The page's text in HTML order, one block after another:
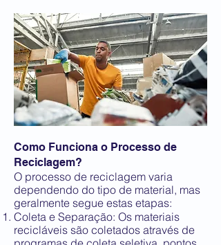
Como Funciona o Processo de
Reciclagem?
O processo de reciclagem varia
dependendo do tipo de material, mas
geralmente segue estas etapas:
Coleta e Separação: Os materiais
recicláveis são coletados através de